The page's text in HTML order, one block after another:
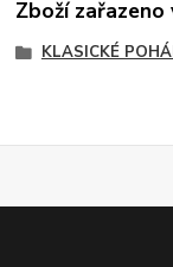
Zboží
KLASICKÉ